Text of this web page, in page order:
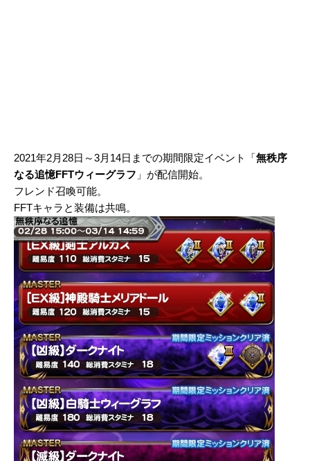
2021年2月28日～3月14日までの期間限定イベント「 無秩序
なる追憶FFTウィーグラフ 」が配信開始。
フレンド召喚可能。
FFTキャラと装備は共鳴。